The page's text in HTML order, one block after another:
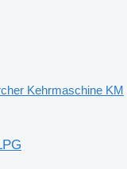
Kehrmaschine KM